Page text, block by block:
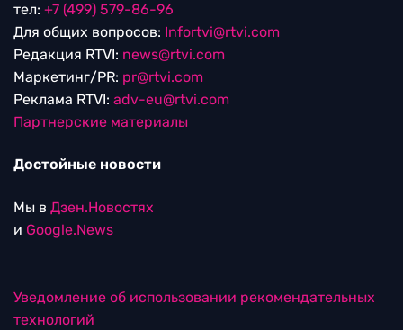
тел: +7 (499) 579-86-96
Для общих вопросов: Infortvi@rtvi.com
Редакция RTVI: news@rtvi.com
Маркетинг/PR: pr@rtvi.com
Реклама RTVI: adv-eu@rtvi.com
Партнерские материалы
Достойные новости
Мы в Дзен.Новостях
и Google.News
Уведомление об использовании рекомендательных
технологий